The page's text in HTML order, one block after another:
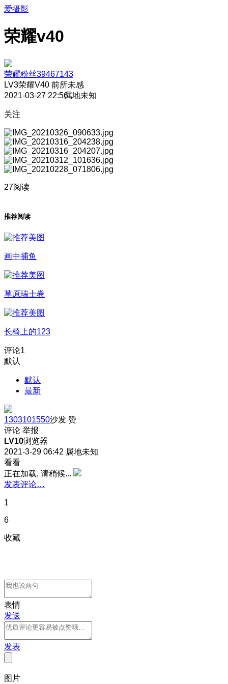
爱摄影
荣耀v40
荣耀粉丝39467143
LV3荣耀V40 前所未感
2021-03-27 22:56属地未知
关注
27阅读
推荐阅读
画中捕鱼
草原瑞士卷
长椅上的123
评论1
默认
默认
最新
1303101550沙发 赞
评论 举报
LV10浏览器
2021-3-29 06:42 属地未知
看看
正在加载, 请稍候...
发表评论…
1
6
收藏
表情
发送
发表
图片